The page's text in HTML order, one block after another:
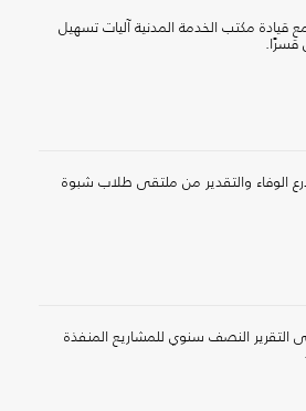
قيادة مكتب الخدمة المدنية آليات تسهيل
الوفاء والتقدير من ملتقى طلاب شبوة
التقرير النصف سنوي للمشاريع المنفذة